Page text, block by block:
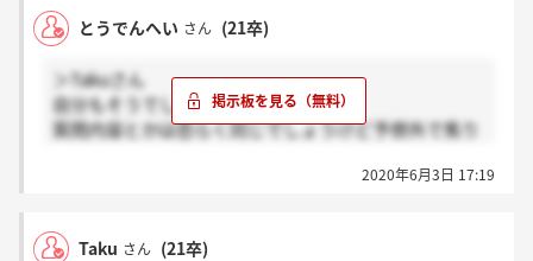
とうでんへい さん (21卒)
＞Takuさん
自分もそうでした...
質問内容とかは恐らく同じでしょうけど予想外で焦り
連絡はメール電話どちらなんでしょうね...2020年6月3日 17:19
Taku さん (21卒)